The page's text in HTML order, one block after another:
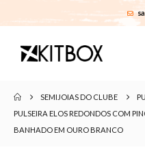
SEMIJOIAS DO CLUBE
PULSEIRA ELOS REDONDOS COM
BANHADO EM OURO BRANCO